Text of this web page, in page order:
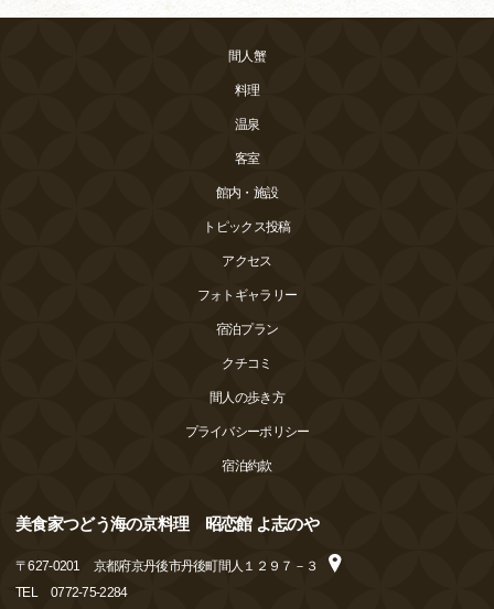
間人蟹
料理
温泉
客室
館内・施設
トピックス投稿
アクセス
フォトギャラリー
宿泊プラン
クチコミ
間人の歩き方
プライバシーポリシー
宿泊約款
美食家つどう海の京料理 昭恋館 よ志のや
〒627-0201
京都府京丹後市丹後町間人１２９７－３
TEL
0772-75-2284